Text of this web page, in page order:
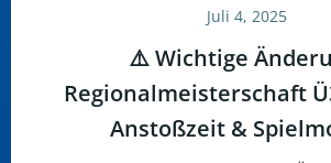
Juli 4, 2025
⚠️ Wichtige
Regionalmeisterschaft
Anstoßzeit &